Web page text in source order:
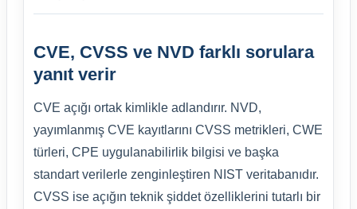
CVE, CVSS ve NVD farklı sorulara
yanıt verir
CVE açığı ortak kimlikle adlandırır. NVD,
yayımlanmış CVE kayıtlarını CVSS metrikleri, CWE
türleri, CPE uygulanabilirlik bilgisi ve başka
standart verilerle zenginleştiren NIST veritabanıdır.
CVSS ise açığın teknik şiddet özelliklerini tutarlı bir